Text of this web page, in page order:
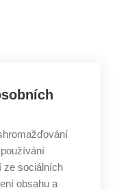
výrobou
na nových
a techniky
ze sociálních
obsahu a